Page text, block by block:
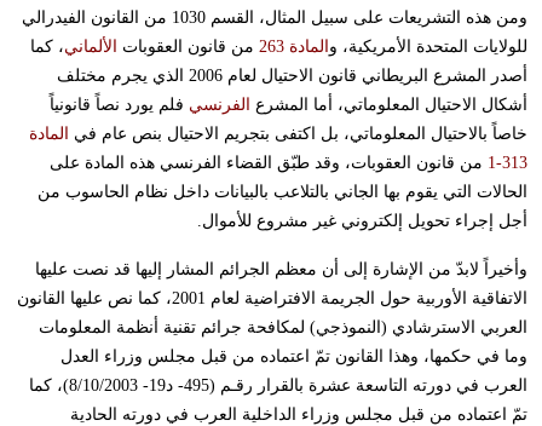
ومن هذه التشريعات على سبيل المثال، القسم 1030 من القانون الفيدرالي
للولايات المتحدة الأمريكية، و المادة 263 من قانون العقوبات الألماني، كما
أصدر المشرع البريطاني قانون الاحتيال لعام 2006 الذي يجرم مختلف
أشكال الاحتيال المعلوماتي، أما المشرع الفرنسي فلم يورد نصاً قانونياً
خاصاً بالاحتيال المعلوماتي، بل اكتفى بتجريم الاحتيال بنص عام في
المادة
313-1
من قانون العقوبات، وقد طبّق القضاء الفرنسي هذه المادة على
الحالات التي يقوم بها الجاني بالتلاعب بالبيانات داخل نظام الحاسوب من
أجل إجراء تحويل إلكتروني غير مشروع للأموال.
وأخيراً لابدّ من الإشارة إلى أن معظم الجرائم المشار إليها قد نصت عليها
الاتفاقية الأوربية حول الجريمة الافتراضية لعام 2001، كما نص عليها القانون
العربي الاسترشادي (النموذجي) لمكافحة جرائم تقنية أنظمة المعلومات
وما في حكمها، وهذا القانون تمّ اعتماده من قبل مجلس وزراء العدل
العرب في دورته التاسعة عشرة بالقرار رقـم (495- د19- 8/10/2003)، كما
تمّ اعتماده من قبل مجلس وزراء الداخلية العرب في دورته الحادية